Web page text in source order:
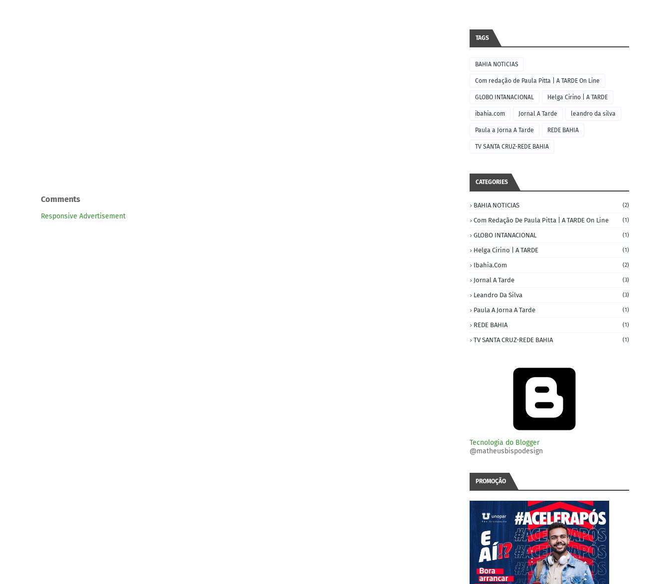
Comments
Responsive Advertisement
TAGS
BAHIA NOTICIAS
Com redação de Paula Pitta | A TARDE On Line
GLOBO INTANACIONAL Helga Cirino | A TARDE
ibahia.com Jornal A Tarde leandro da silva
Paula a Jorna A Tarde REDE BAHIA
TV SANTA CRUZ-REDE BAHIA
CATEGORIES
BAHIA NOTICIAS (2)
Com Redação De Paula Pitta | A TARDE On Line (1)
GLOBO INTANACIONAL (1)
Helga Cirino | A TARDE (1)
Ibahia.com (2)
Jornal A Tarde (3)
Leandro Da Silva (3)
Paula A Jorna A Tarde (1)
REDE BAHIA (1)
TV SANTA CRUZ-REDE BAHIA (1)
Tecnologia do Blogger
@matheusbispodesign
PROMOÇÃO